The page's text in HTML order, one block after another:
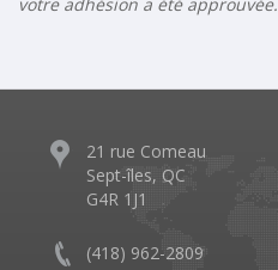
21 rue Comeau
Sept-îles, QC
G4R 1J1
(418) 962-2809